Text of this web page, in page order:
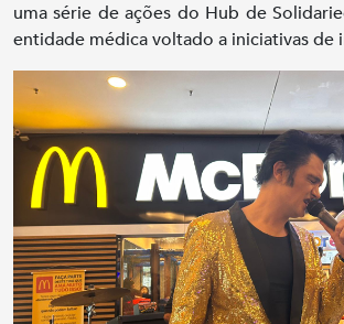
uma série de ações do Hub de
entidade médica voltado a iniciativas de